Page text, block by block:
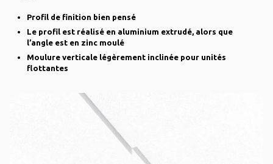
Profil de finition bien pensé
Le profil est réalisé en aluminium extrudé, alors que
l’angle est en zinc moulé
Moulure verticale légèrement inclinée pour unités
flottantes